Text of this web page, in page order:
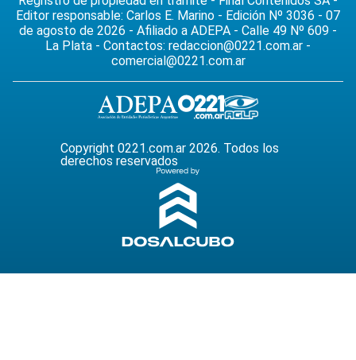
Editor responsable: Carlos E. Marino - Edición Nº 3036 - 07
de agosto de 2026 - Afiliado a ADEPA - Calle 49 Nº 609 -
La Plata - Contactos: redaccion@0221.com.ar -
comercial@0221.com.ar
Copyright 0221.com.ar 2026. Todos los
derechos reservados